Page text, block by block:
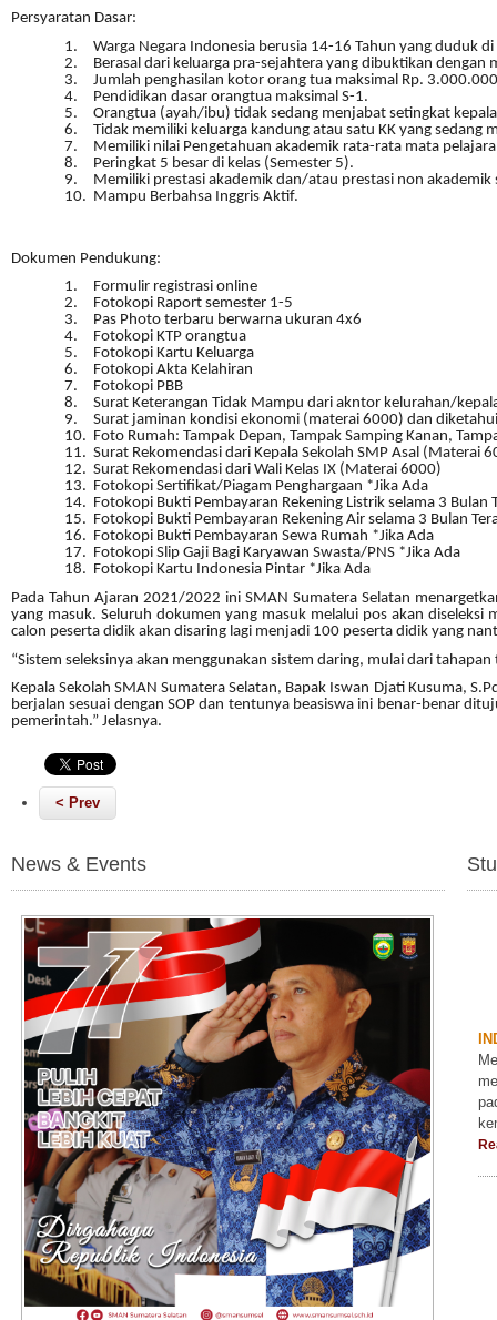
Persyaratan Dasar:
1.
Warga Negara Indonesia berusia 14-16 Tahun yang duduk
2.
Berasal dari keluarga pra-sejahtera yang dibuktikan
3.
Jumlah penghasilan kotor orang tua maksimal Rp.
4.
Pendidikan dasar orangtua maksimal S-1.
5.
Orangtua (ayah/ibu) tidak sedang menjabat setingkat
6.
Tidak memiliki keluarga kandung atau satu KK yang sedang
7.
Memiliki nilai Pengetahuan akademik rata-rata mata
8.
Peringkat 5 besar di kelas (Semester 5).
9.
Memiliki prestasi akademik dan/atau prestasi non akademik
10. Mampu Berbahsa Inggris Aktif.
Dokumen Pendukung:
1.
Formulir registrasi online
2.
Fotokopi Raport semester 1-5
3.
Pas Photo terbaru berwarna ukuran 4x6
4.
Fotokopi KTP orangtua
5.
Fotokopi Kartu Keluarga
6.
Fotokopi Akta Kelahiran
7.
Fotokopi PBB
8.
Surat Keterangan Tidak Mampu dari akntor kelurahan/
9.
Surat jaminan kondisi ekonomi (materai 6000) dan
10. Foto Rumah: Tampak Depan, Tampak Samping Kanan,
11. Surat Rekomendasi dari Kepala Sekolah SMP Asal (Materai
12. Surat Rekomendasi dari Wali Kelas IX (Materai 6000)
13. Fotokopi Sertifikat/Piagam Penghargaan *Jika Ada
14. Fotokopi Bukti Pembayaran Rekening Listrik selama 3 Bulan
15. Fotokopi Bukti Pembayaran Rekening Air selama 3 Bulan
16. Fotokopi Bukti Pembayaran Sewa Rumah *Jika Ada
17. Fotokopi Slip Gaji Bagi Karyawan Swasta/PNS *Jika Ada
18. Fotokopi Kartu Indonesia Pintar *Jika Ada
Pada Tahun Ajaran 2021/2022 ini SMAN Sumatera Selatan
yang masuk. Seluruh dokumen yang masuk melalui pos akan
calon peserta didik akan disaring lagi menjadi 100 peserta didik yang
“Sistem seleksinya akan menggunakan sistem daring, mulai dari
Kepala Sekolah SMAN Sumatera Selatan, Bapak Iswan Djati Kusuma,
berjalan sesuai dengan SOP dan tentunya beasiswa ini benar-benar
pemerintah.” Jelasnya.
< Prev
News & Events